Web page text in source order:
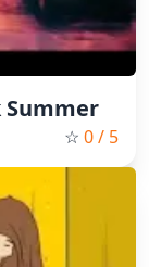
Summer
☆ 0/ 5